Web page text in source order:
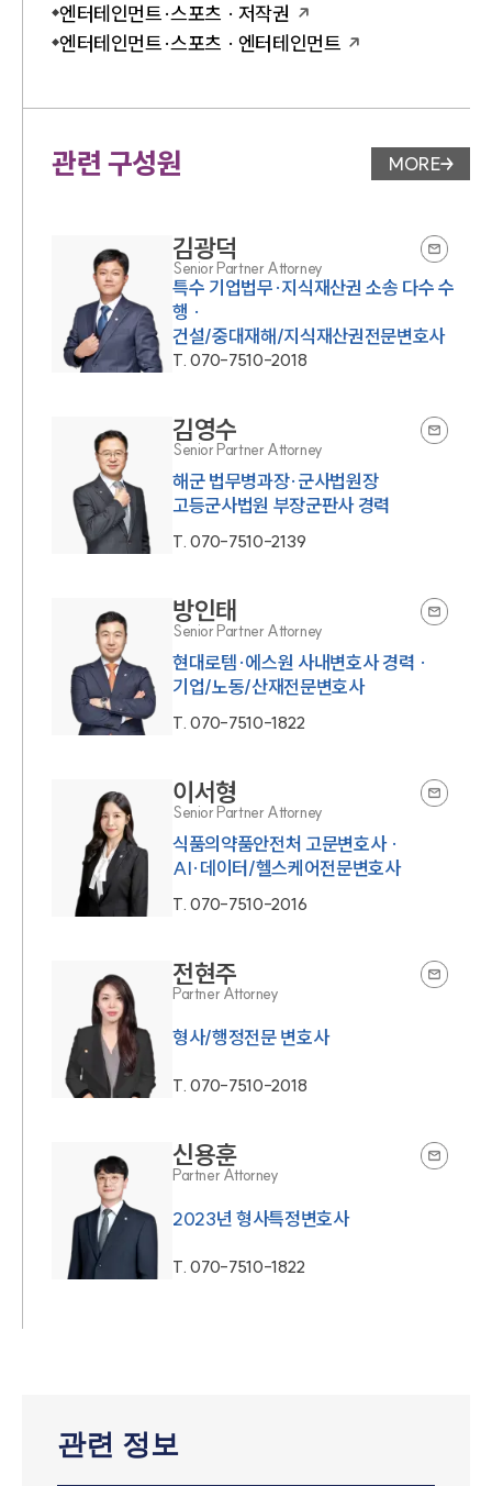
엔터테인먼트·스포츠 · 저작권
엔터테인먼트·스포츠 · 엔터테인먼트
관련 구성원 변호사 페
MORE
김광덕
Senior Partner Attorney
특수 기업법무·지식재산권 소송 다수 수
행 ·
건설/중대재해/지식재산권전문변호사
T.070-7510-2018
김영수
Senior Partner Attorney
해군 법무병과장·군사법원장
고등군사법원 부장군판사 경력
T.070-7510-2139
방인태
Senior Partner Attorney
현대로템·에스원 사내변호사 경력 ·
기업/노동/산재전문변호사
T.070-7510-1822
이서형
Senior Partner Attorney
식품의약품안전처 고문변호사 ·
AI·데이터/헬스케어전문변호사
T.070-7510-2016
전현주
Partner Attorney
형사/행정전문 변호사
T.070-7510-2018
신용훈
Partner Attorney
2023년 형사특정변호사
T.070-7510-1822
관련 정보